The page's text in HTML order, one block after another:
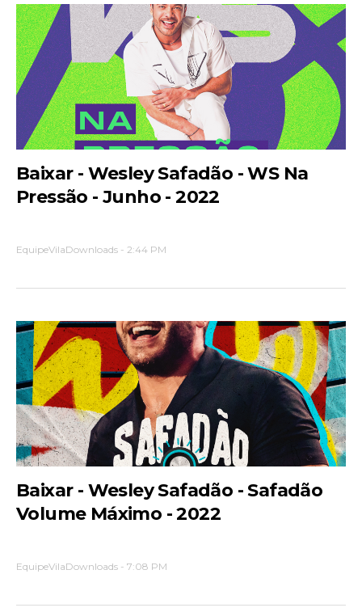
Baixar - Wesley Safadão - WS Na
Pressão - Junho - 2022
EquipeVilaDownloads - 2:44 PM
Baixar - Wesley Safadão - Safadão
Volume Máximo - 2022
EquipeVilaDownloads - 7:08 PM